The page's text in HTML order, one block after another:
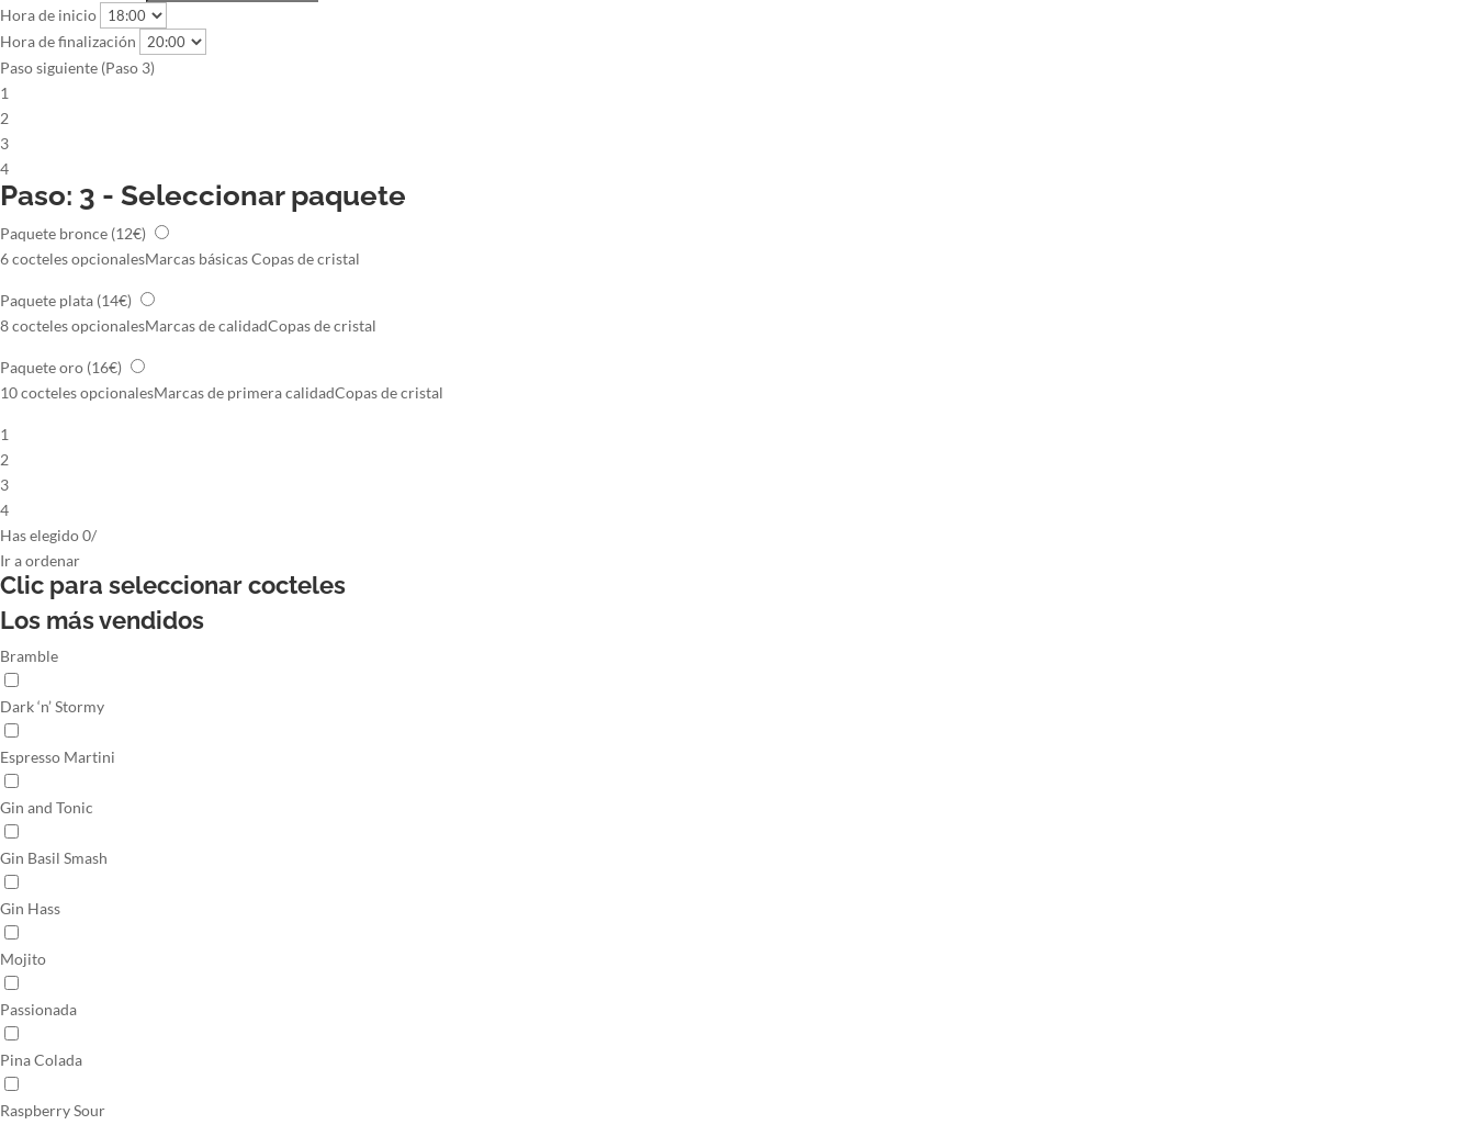
Hora de inicio
Hora de finalización
Paso siguiente (Paso 3)
1
2
3
4
Paso: 3 - Seleccionar paquete
Paquete bronce (12€)
6 cocteles opcionalesMarcas básicasCopas de cristal
Paquete plata (14€)
8 cocteles opcionalesMarcas de calidadCopas de cristal
Paquete oro (16€)
10 cocteles opcionalesMarcas de primera calidadCopas de cristal
1
2
3
4
Has elegido0/
Ira ordenar
Clic para seleccionarcocteles
Los más vendidos
Bramble
Dark ‘n’ Stormy
Espresso Martini
Gin and Tonic
Gin Basil Smash
Gin Hass
Mojito
Passionada
Pina Colada
Raspberry Sour